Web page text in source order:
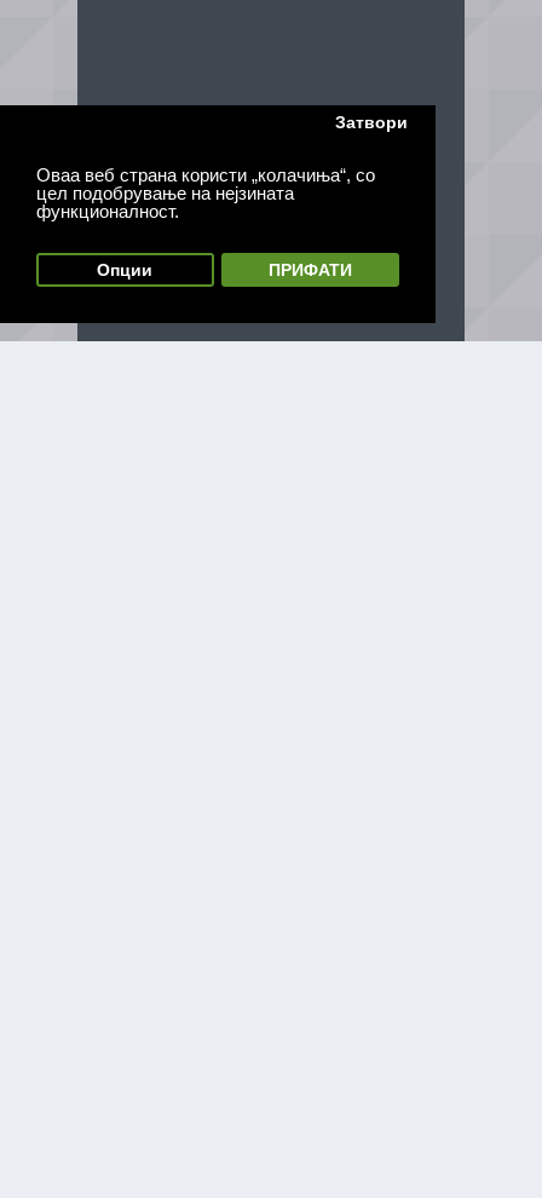
Оваа веб страна користи „колачиња“, со
цел подобрување на нејзината
функционалност.
Затвори
Опции ПРИФАТИ